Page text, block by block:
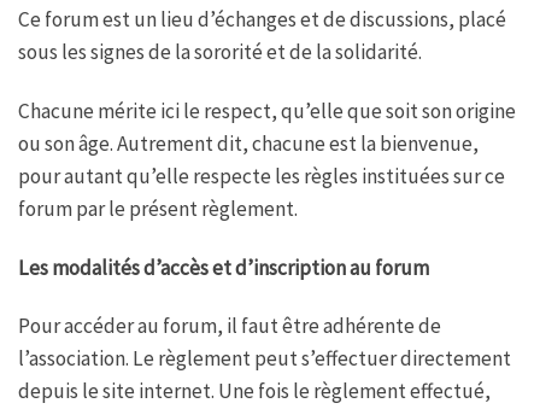
Ce forum est un lieu d’échanges et de discussions, placé
sous les signes de la sororité et de la solidarité.
Chacune mérite ici le respect, qu’elle que soit son origine
ou son âge. Autrement dit, chacune est la bienvenue,
pour autant qu’elle respecte les règles instituées sur ce
forum par le présent règlement.
Les modalités d’accès et d’inscription au forum
Pour accéder au forum, il faut être adhérente de
l’association. Le règlement peut s’effectuer directement
depuis le site internet. Une fois le règlement effectué,